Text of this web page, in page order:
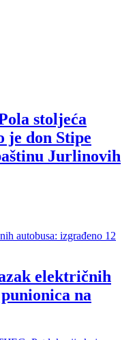
stoljeća
je don Stipe
Jurlinovih
električnih
na